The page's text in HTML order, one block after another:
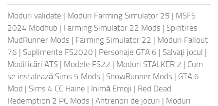
Moduri validate | Moduri Farming Simulator 25 | MSFS
2024 Modhub | Farming Simulator 22 Mods | Spintires
MudRunner Mods | Farming Simulator 22 | Moduri Fallout
76 | Suplimente FS2020 | Personaje GTA 6 | Salvați jocul |
Modificări ATS | Modele FS22 | Moduri STALKER 2 | Cum
se instalează Sims 5 Mods | SnowRunner Mods | GTA 6
Mod | Sims 4 CC Haine | Inimă Emoji | Red Dead
Redemption 2 PC Mods | Antrenori de jocuri | Moduri